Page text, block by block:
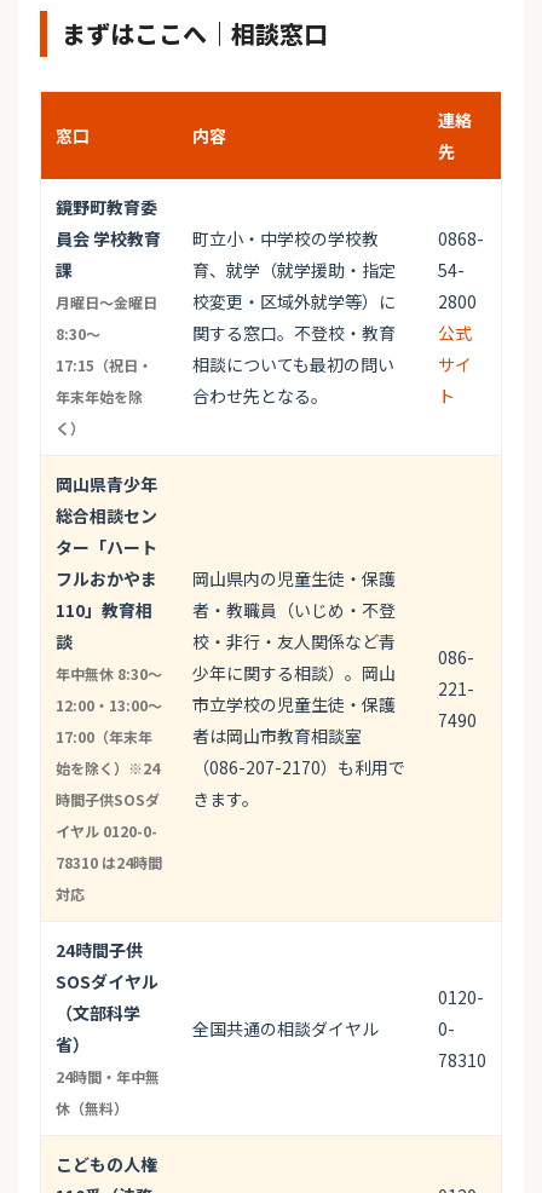
まずはここへ｜相談窓口
窓口 内容
連絡
先
鏡野町教育委
員会 学校教育
課
月曜日〜金曜日
8:30〜
17:15（祝日・
年末年始を除
く）
町立小・中学校の学校教
育、就学（就学援助・指定
校変更・区域外就学等）に
関する窓口。不登校・教育
相談についても最初の問い
合わせ先となる。
0868-
54-
2800
公式
サイ
ト
岡山県青少年
総合相談セン
ター「ハート
フルおかやま
110」教育相
談
年中無休 8:30〜
12:00・13:00〜
17:00（年末年
始を除く）※24
時間子供SOSダ
イヤル 0120-0-
78310 は24時間
対応
岡山県内の児童生徒・保護
者・教職員（いじめ・不登
校・非行・友人関係など青
少年に関する相談）。岡山
市立学校の児童生徒・保護
者は岡山市教育相談室
（086-207-2170）も利用で
きます。
086-
221-
7490
24時間子供
SOSダイヤル
（文部科学
省）
24時間・年中無
休（無料）
全国共通の相談ダイヤル
0120-
0-
78310
こどもの人権